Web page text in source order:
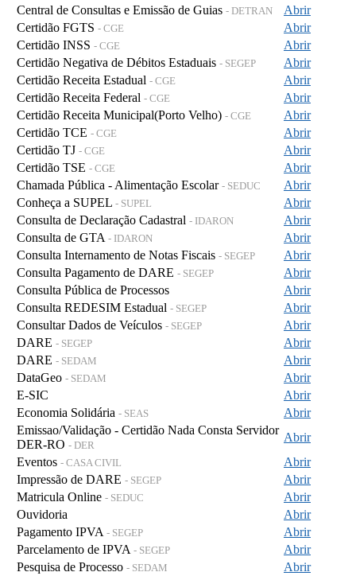
Central de Consultas e Emissão de Guias - DETRAN
Abrir
Certidão FGTS - CGE
Abrir
Certidão INSS - CGE
Abrir
Certidão Negativa de Débitos Estaduais - SEGEP
Abrir
Certidão Receita Estadual - CGE
Abrir
Certidão Receita Federal - CGE
Abrir
Certidão Receita Municipal(Porto Velho) - CGE
Abrir
Certidão TCE - CGE
Abrir
Certidão TJ - CGE
Abrir
Certidão TSE - CGE
Abrir
Chamada Pública - Alimentação Escolar - SEDUC
Abrir
Conheça a SUPEL - SUPEL
Abrir
Consulta de Declaração Cadastral - IDARON
Abrir
Consulta de GTA - IDARON
Abrir
Consulta Internamento de Notas Fiscais - SEGEP
Abrir
Consulta Pagamento de DARE - SEGEP
Abrir
Consulta Pública de Processos
Abrir
Consulta REDESIM Estadual - SEGEP
Abrir
Consultar Dados de Veículos - SEGEP
Abrir
DARE - SEGEP
Abrir
DARE - SEDAM
Abrir
DataGeo - SEDAM
Abrir
E-SIC
Abrir
Economia Solidária - SEAS
Abrir
Emissao/Validação - Certidão Nada Consta Servidor
DER-RO - DER
Abrir
Eventos - CASA CIVIL
Abrir
Impressão de DARE - SEGEP
Abrir
Matricula Online - SEDUC
Abrir
Ouvidoria
Abrir
Pagamento IPVA - SEGEP
Abrir
Parcelamento de IPVA - SEGEP
Abrir
Pesquisa de Processo - SEDAM
Abrir